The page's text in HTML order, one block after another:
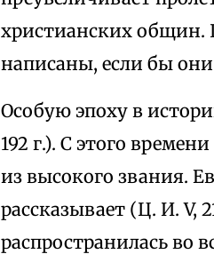
христианских
написаны, если бы
Особую эпоху в
192 г.). С этого
из высокого звания.
рассказывает (Ц. И. V,
распространилась во